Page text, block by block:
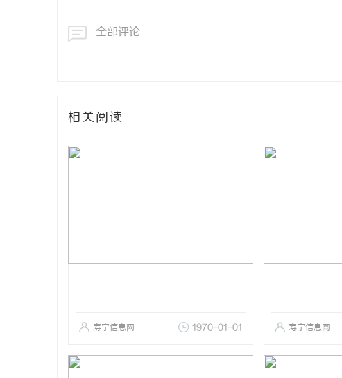
全部评论
相关阅读
寿宁信息网 1970-01-01 寿宁信息网